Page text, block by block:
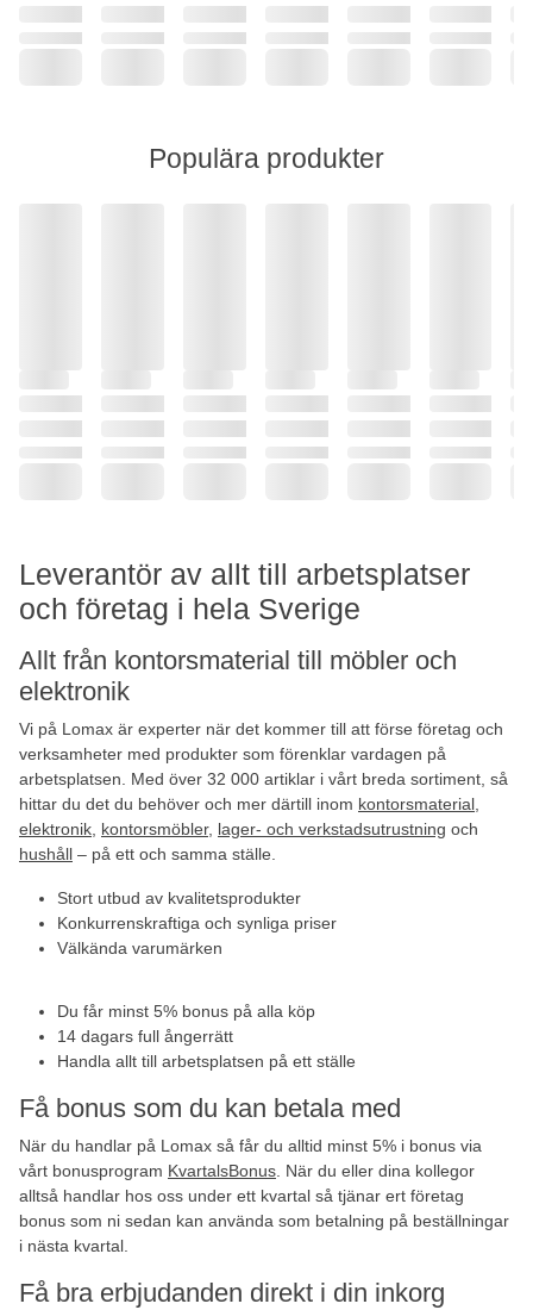
Populära produkter
Leverantör av allt till arbetsplatser
och företag i hela Sverige
Allt från kontorsmaterial till möbler och
elektronik
Vi på Lomax är experter när det kommer till att förse företag och
verksamheter med produkter som förenklar vardagen på
arbetsplatsen. Med över 32 000 artiklar i vårt breda sortiment, så
hittar du det du behöver och mer därtill inom kontorsmaterial
elektronik kontorsmöbler, lager- och verkstadsutrustning och
hushåll – på ett och samma ställe.
Stort utbud av kvalitetsprodukter
Konkurrenskraftiga och synliga priser
Välkända varumärken
Du får minst 5% bonus på alla köp
14 dagars full ångerrätt
Handla allt till arbetsplatsen på ett ställe
Få bonus som du kan betala med
När du handlar på Lomax så får du alltid minst 5% i bonus via
vårt bonusprogram KvartalsBonus . När du eller dina kollegor
alltså handlar hos oss under ett kvartal så tjänar ert företag
bonus som ni sedan kan använda som betalning på beställningar
i nästa kvartal.
Få bra erbjudanden direkt i din inkorg